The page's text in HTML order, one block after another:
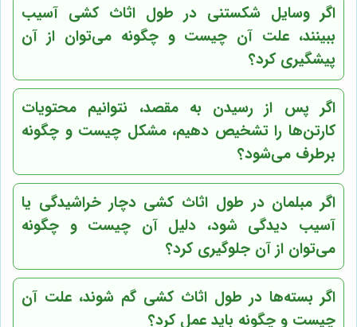
اگر وسایل شکستنی در طول اثاث کشی آسیب
ببینند، علت آن چیست و چگونه می‌توان از آن
پیشگیری کرد؟
اگر پس از رسیدن به مقصد، نتوانیم محتویات
کارتن‌ها را تشخیص دهیم، مشکل چیست و چگونه
برطرف می‌شود؟
اگر مبلمان در طول اثاث کشی دچار خراشیدگی یا
آسیب دیدگی شود، دلیل آن چیست و چگونه
می‌توان از آن جلوگیری کرد؟
اگر بسته‌ها در طول اثاث کشی گم شوند، علت آن
چیست و چگونه باید عمل کرد؟